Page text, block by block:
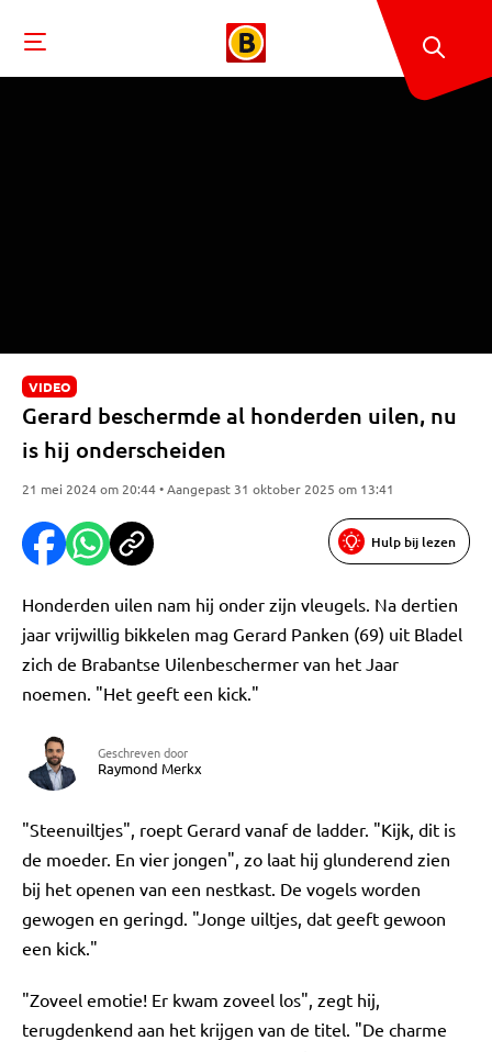
VIDEO
Gerard beschermde al honderden uilen, nu
is hij onderscheiden
21 mei 2024 om 20:44 • Aangepast 31 oktober 2025 om 13:41
Hulp bij lezen
Honderden uilen nam hij onder zijn vleugels. Na dertien
jaar vrijwillig bikkelen mag Gerard Panken (69) uit Bladel
zich de Brabantse Uilenbeschermer van het Jaar
noemen. "Het geeft een kick."
Geschreven door
Raymond Merkx
"Steenuiltjes", roept Gerard vanaf de ladder. "Kijk, dit is
de moeder. En vier jongen", zo laat hij glunderend zien
bij het openen van een nestkast. De vogels worden
gewogen en geringd. "Jonge uiltjes, dat geeft gewoon
een kick."
"Zoveel emotie! Er kwam zoveel los", zegt hij,
terugdenkend aan het krijgen van de titel. "De charme